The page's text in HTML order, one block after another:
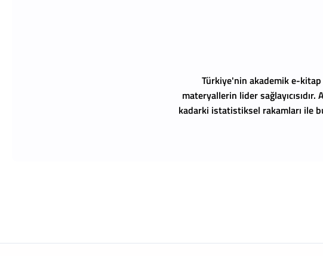
Türkiye'nin akademik e-kitap
materyallerin lider
kadarki istatistiksel rakamları ile